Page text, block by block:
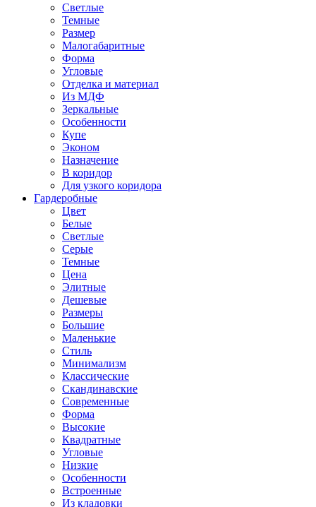
Светлые
Темные
Размер
Малогабаритные
Форма
Угловые
Отделка и материал
Из МДФ
Зеркальные
Особенности
Купе
Эконом
Назначение
В коридор
Для узкого коридора
Гардеробные
Цвет
Белые
Светлые
Серые
Темные
Цена
Элитные
Дешевые
Размеры
Большие
Маленькие
Стиль
Минимализм
Классические
Скандинавские
Современные
Форма
Высокие
Квадратные
Угловые
Низкие
Особенности
Встроенные
Из кладовки